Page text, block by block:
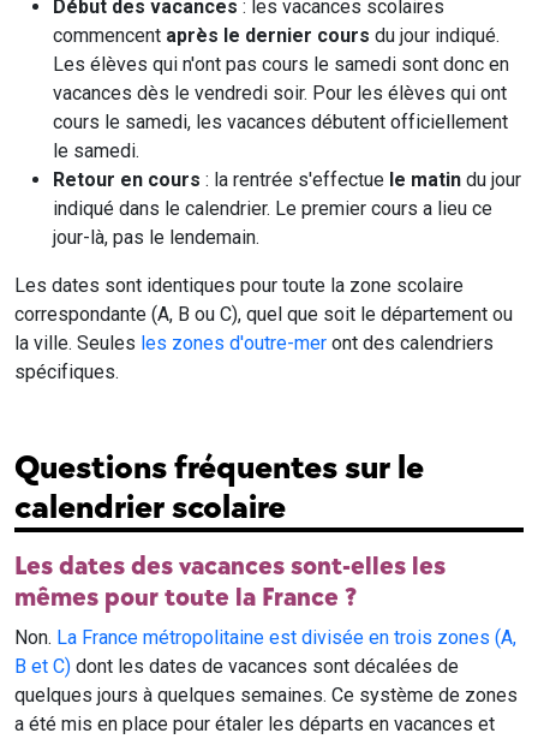
Début des vacances : les vacances scolaires
commencent après le dernier cours du jour indiqué.
Les élèves qui n'ont pas cours le samedi sont donc en
vacances dès le vendredi soir. Pour les élèves qui ont
cours le samedi, les vacances débutent officiellement
le samedi.
Retour en cours : la rentrée s'effectue le matin du jour
indiqué dans le calendrier. Le premier cours a lieu ce
jour-là, pas le lendemain.
Les dates sont identiques pour toute la zone scolaire
correspondante (A, B ou C), quel que soit le département ou
la ville. Seules les zones d'outre-mer ont des calendriers
spécifiques.
Questions fréquentes sur le
calendrier scolaire
Les dates des vacances sont-elles les
mêmes pour toute la France ?
Non. La France métropolitaine est divisée en trois zones (A,
B et C) dont les dates de vacances sont décalées de
quelques jours à quelques semaines. Ce système de zones
a été mis en place pour étaler les départs en vacances et